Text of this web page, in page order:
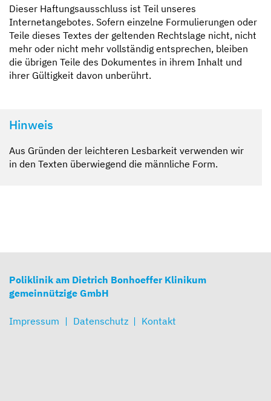
Dieser Haftungsausschluss ist Teil unseres
Internetangebotes. Sofern einzelne Formulierungen oder
Teile dieses Textes der geltenden Rechtslage nicht, nicht
mehr oder nicht mehr vollständig entsprechen, bleiben
die übrigen Teile des Dokumentes in ihrem Inhalt und
ihrer Gültigkeit davon unberührt.
Hinweis
Aus Gründen der leichteren Lesbarkeit verwenden wir
in den Texten überwiegend die männliche Form.
Poliklinik am Dietrich Bonhoeffer Klinikum
gemeinnützige GmbH
Impressum Datenschutz Kontakt